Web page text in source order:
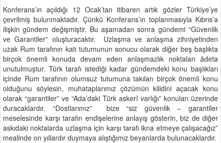
Konferans’ın açıldığı 12 Ocak’tan itibaren artık gözler Türkiye’ye
çevrilmiş bulunmaktadır. Çünkü Konferans’ın toplanmasıyla Kıbrıs’a
ilişkin gündem değişmiştir. Bu aşamadan sonra gündemi “Güvenlik
ve Garantiler” oluşturacaktır. Uzlaşma ve anlaşma zihniyetinden
uzak Rum tarafının katı tutumunun sonucu olarak diğer beş başlıkta
birçok önemli konuda devam eden anlaşmazlık noktaları âdeta
unutulmuştur. Türk tarafı istediği kadar gündemdeki konu başlıkları
içinde Rum tarafının olumsuz tutumuna takılan birçok önemli konu
olduğunu söylesin, muhataplarımız çözümün kilidini açacak konu
olarak “garantiler” ve “Ada’daki Türk askerî varlığı” konuları üzerinde
duracaklardır. “Dostlarımız” bize “siz güvenlik – garantiler
meselesinde karşı tarafın endişelerine anlayış gösterin, biz de diğer
askıdaki noktalarda uzlaşma için karşı tarafı ikna etmeye çalışacağız”
mealinde on yıllardır duymaya alıştığımız beyanlarda bulunacaklardır.